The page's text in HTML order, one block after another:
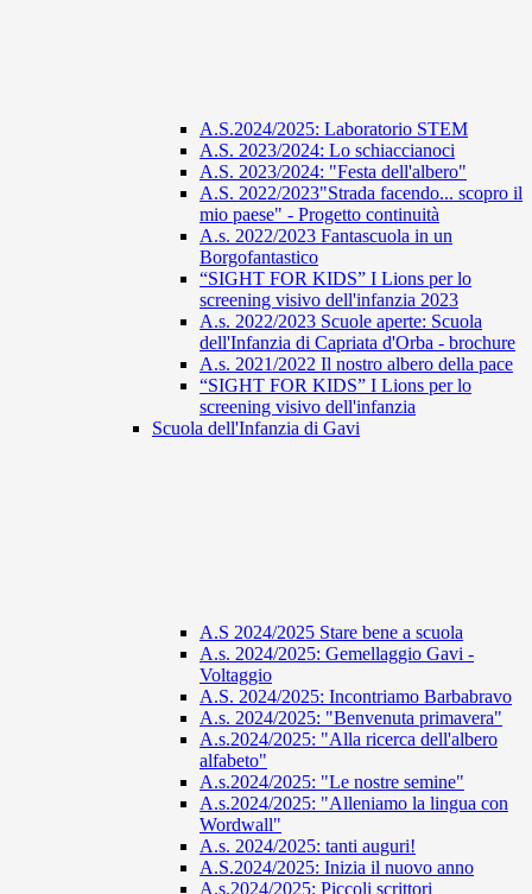
A.S.2024/2025: Laboratorio STEM
A.S. 2023/2024: Lo schiaccianoci
A.S. 2023/2024: "Festa dell'albero"
A.S. 2022/2023"Strada facendo... scopro il
mio paese" - Progetto continuità
A.s. 2022/2023 Fantascuola in un
Borgofantastico
“SIGHT FOR KIDS” I Lions per lo
screening visivo dell'infanzia 2023
A.s. 2022/2023 Scuole aperte: Scuola
dell'Infanzia di Capriata d'Orba - brochure
A.s. 2021/2022 Il nostro albero della pace
“SIGHT FOR KIDS” I Lions per lo
screening visivo dell'infanzia
Scuola dell'Infanzia di Gavi
A.S 2024/2025 Stare bene a scuola
A.s. 2024/2025: Gemellaggio Gavi -
Voltaggio
A.S. 2024/2025: Incontriamo Barbabravo
A.s. 2024/2025: "Benvenuta primavera"
A.s.2024/2025: "Alla ricerca dell'albero
alfabeto"
A.s.2024/2025: "Le nostre semine"
A.s.2024/2025: "Alleniamo la lingua con
Wordwall"
A.s. 2024/2025: tanti auguri!
A.S.2024/2025: Inizia il nuovo anno
A.s.2024/2025: Piccoli scrittori